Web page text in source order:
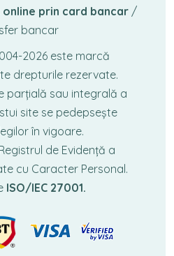
online prin card bancar /
bancar
2026 este marcă
drepturile rezervate.
parțială sau integrală a
site se pedepsește
în vigoare.
de Evidență a
cu Caracter Personal.
ISO/IEC 27001.